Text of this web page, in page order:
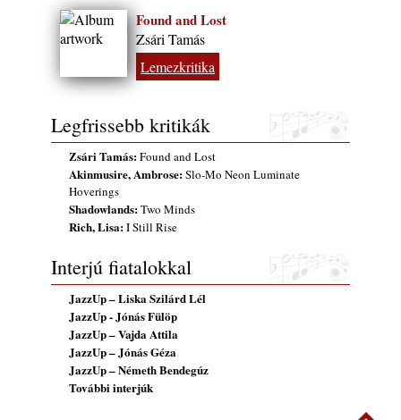
Found and Lost
Zsári Tamás
Lemezkritika
Legfrissebb kritikák
Zsári Tamás:Found and Lost
Akinmusire, Ambrose:Slo-Mo Neon Luminate
Hoverings
Shadowlands:Two Minds
Rich, Lisa:I Still Rise
Interjú fiatalokkal
JazzUp – Liska Szilárd Lél
JazzUp - Jónás Fülöp
JazzUp – Vajda Attila
JazzUp – Jónás Géza
JazzUp – Németh Bendegúz
További interjúk